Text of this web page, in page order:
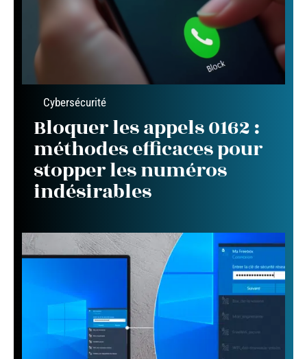
Cybersécurité
Bloquer les appels 0162 :
méthodes efficaces pour
stopper les numéros
indésirables